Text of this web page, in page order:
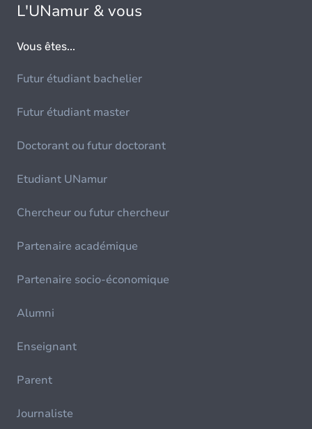
L'UNamur & vous
Vous êtes...
Futur étudiant bachelier
Futur étudiant master
Doctorant ou futur doctorant
Etudiant UNamur
Chercheur ou futur chercheur
Partenaire académique
Partenaire socio-économique
Alumni
Enseignant
Parent
Journaliste